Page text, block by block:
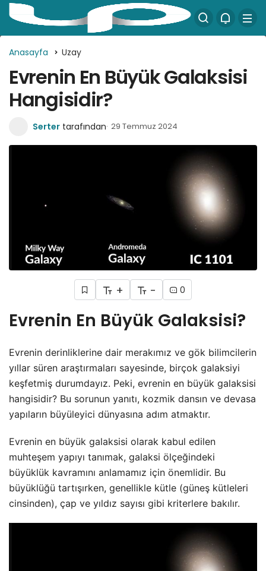
Anasayfa Uzay
Evrenin En Büyük Galaksisi
Hangisidir?
Serter tarafından 29 Temmuz 2024
+ - 0
Evrenin En Büyük Galaksisi?
Evrenin derinliklerine dair merakımız ve gök bilimcilerin
yıllar süren araştırmaları sayesinde, birçok galaksiyi
keşfetmiş durumdayız. Peki, evrenin en büyük galaksisi
hangisidir? Bu sorunun yanıtı, kozmik dansın ve devasa
yapıların büyüleyici dünyasına adım atmaktır.
Evrenin en büyük galaksisi olarak kabul edilen
muhteşem yapıyı tanımak, galaksi ölçeğindeki
büyüklük kavramını anlamamız için önemlidir. Bu
büyüklüğü tartışırken, genellikle kütle (güneş kütleleri
cinsinden), çap ve yıldız sayısı gibi kriterlere bakılır.